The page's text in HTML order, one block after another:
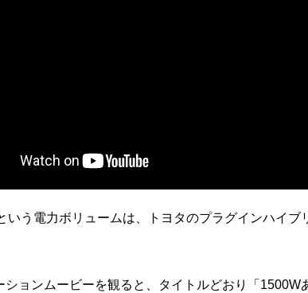
いう電力ボリュームは、トヨタのプラグインハイ
ションムービーを観ると、タイトルどおり「1500W